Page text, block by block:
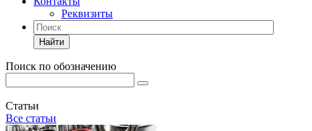
Реквизиты
Найти
Поиск по обозначению
Статьи
Все статьи